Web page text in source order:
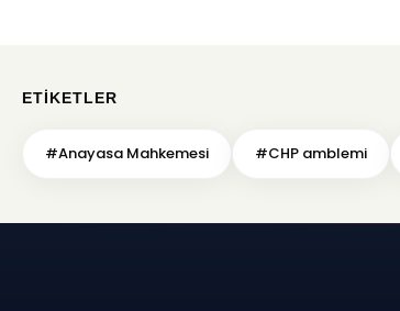
ETIKETLER
#Anayasa Mahkemesi #CHP amblemi